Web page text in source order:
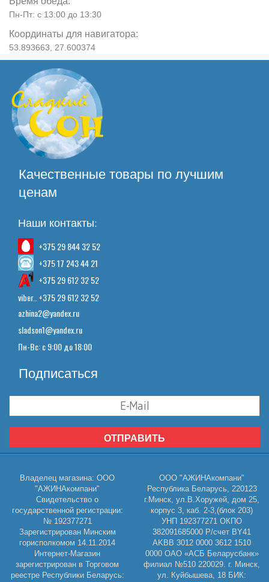
Пн-Пт: с 13:00 до 13:30
Координаты для навигатора:
53.893663, 27.600374
Качественные товары по лучшим
ценам
Наши контакты:
+375 29 844 32 52
+375 17 243 44 21
+375 29 612 32 52
viber.. +375 29 612 32 52
azhina2@yandex.ru
sladson1@yandex.ru
Пн-Вс: с 9:00 до 18:00
Подписаться
ОТПРАВИТЬ
Владелец магазина: ООО
"АЖИНАкомпани"
Свидетельство о
государственной регистрации:
№ 192377271
Зарегистрирован Минским
горисполкомом 14.11.2014
Интернет-Магазин
зарегистрирован в Торговом
реестре Республики Беларусь:
ООО "АЖИНАкомпани"
Республика Беларусь, 220123
г.Минск, ул.В.Хоружей, дом 25,
корпус 3, каб. 2-3,(блок 203)
УНП 192377271 ОКПО
382091685000 Р/счет BY41
AKBB 3012 0000 3612 1510
0000 ОАО «АСБ Беларусбанк»
филиал №510 220029. г. Минск,
ул. Куйбышева, 18 БИК: